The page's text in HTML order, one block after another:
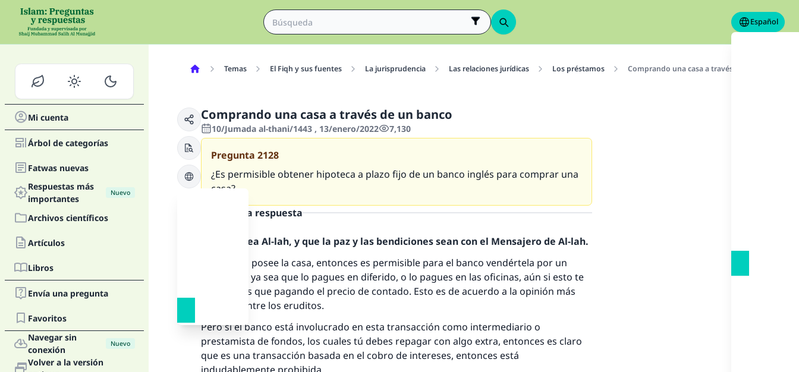
Español
Mi cuenta
Árbol de categorías
Fatwas nuevas
Respuestas más
importantes
Nuevo
Archivos científicos
Artículos
Libros
Envía una pregunta
Favoritos
Navegar sin
conexión
Nuevo
Volver a la versión
Temas El Fiqh y sus fuentes La jurisprudencia Las relaciones jurídicas Los préstamos Comprando una casa a través de un banco
Comprando una casa a través de un banco
10/Jumada al-thani/1443 , 13/enero/2022 7,130
Pregunta 2128
¿Es permisible obtener hipoteca a plazo fijo de un banco inglés para comprar una
casa?
Texto de la respuesta
Alabado sea Al-lah, y que la paz y las bendiciones sean con el Mensajero de Al-lah.
Si el banco posee la casa, entonces es permisible para el banco vendértela por un
precio fijo, ya sea que lo pagues en diferido, o lo pagues en las oficinas, aún si esto te
cuesta más que pagando el precio de contado. Esto es de acuerdo a la opinión más
correcta entre los eruditos.
Pero si el banco está involucrado en esta transacción como intermediario o
prestamista de fondos, los cuales tú debes repagar con algo extra, entonces es claro
que es una transacción basada en el cobro de intereses, entonces está
La respuesta no. 110845 salvó un matrimonio.